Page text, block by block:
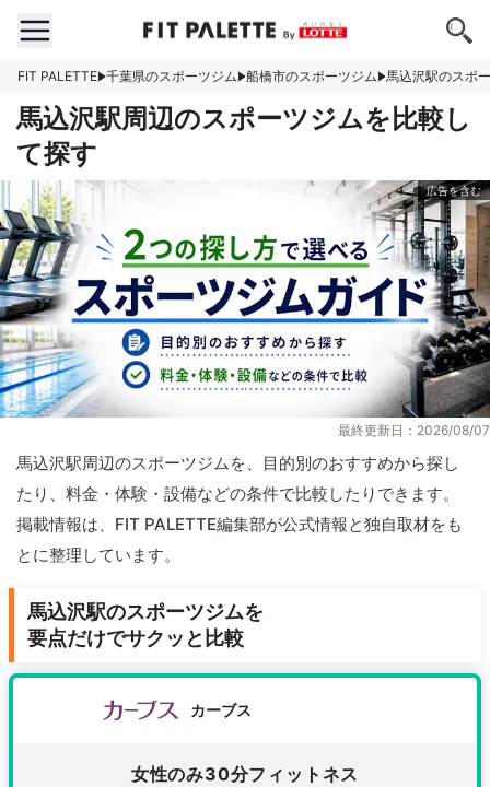
FIT PALETTE 千葉県のスポーツジム 船橋市のスポーツジム 馬込沢駅のスポ
馬込沢駅周辺のスポーツジムを比較し
て探す
最終更新日：2026/08/07
馬込沢駅周辺のスポーツジムを、目的別のおすすめから探し
たり、料金・体験・設備などの条件で比較したりできます。
掲載情報は、FIT PALETTE編集部が公式情報と独自取材をも
とに整理しています。
馬込沢駅のスポーツジムを
要点だけでサクッと比較
カーブス
女性のみ30分フィットネス